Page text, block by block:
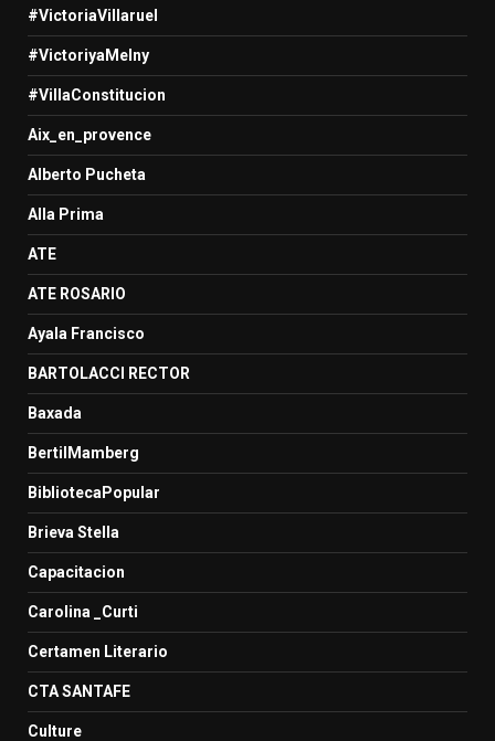
#VictoriaVillaruel
#VictoriyaMelny
#VillaConstitucion
Aix_en_provence
Alberto Pucheta
Alla Prima
ATE
ATE ROSARIO
Ayala Francisco
BARTOLACCI RECTOR
Baxada
BertilMamberg
BibliotecaPopular
Brieva Stella
Capacitacion
Carolina _Curti
Certamen Literario
CTA SANTAFE
Culture